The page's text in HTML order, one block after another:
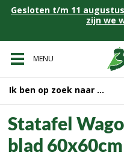
Gesloten t/m 11
zijn we
MENU
Statafel
blad 60x60cm